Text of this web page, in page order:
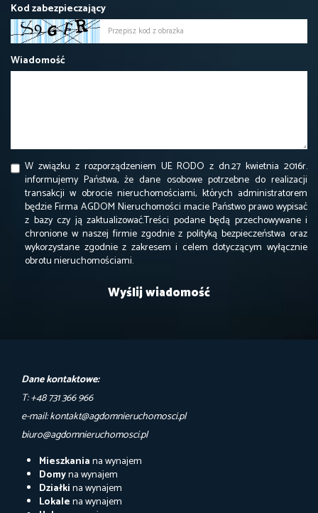
Kod zabezpieczający
Wiadomość
W związku z rozporządzeniem UE RODO z dn.27 kwietnia 2016r.
informujemy Państwa, że dane osobowe potrzebne do realizacji
transakcji w obrocie nieruchomościami, których administratorem
będzie Firma AGDOM Nieruchomości macie Państwo prawo wypisać
z bazy czy ją zaktualizować.Treści podane będą przechowywane i
chronione w naszej firmie zgodnie z polityką bezpieczeństwa oraz
wykorzystane zgodnie z zakresem i celem dotyczącym wyłącznie
obrotu nieruchomościami.
Dane kontaktowe:
T: +48 731 366 966
e-mail: kontakt@agdomnieruchomosci.pl
biuro@agdomnieruchomosci.pl
Mieszkaniana wynajem
Domyna wynajem
Działkina wynajem
Lokalena wynajem